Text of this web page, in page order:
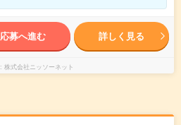
応募へ進む 詳しく見る
株式会社ニッソーネット